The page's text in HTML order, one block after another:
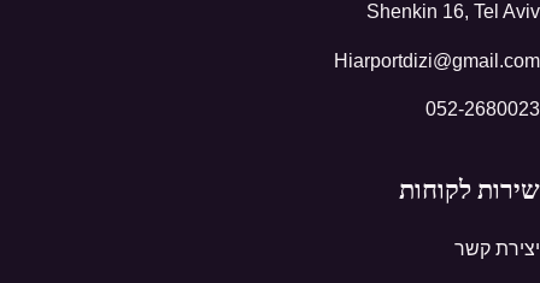
Shenkin 16, Tel Aviv
Hiarportdizi@gmail.com
052-2680023
שירות לקוחות
יצירת קשר